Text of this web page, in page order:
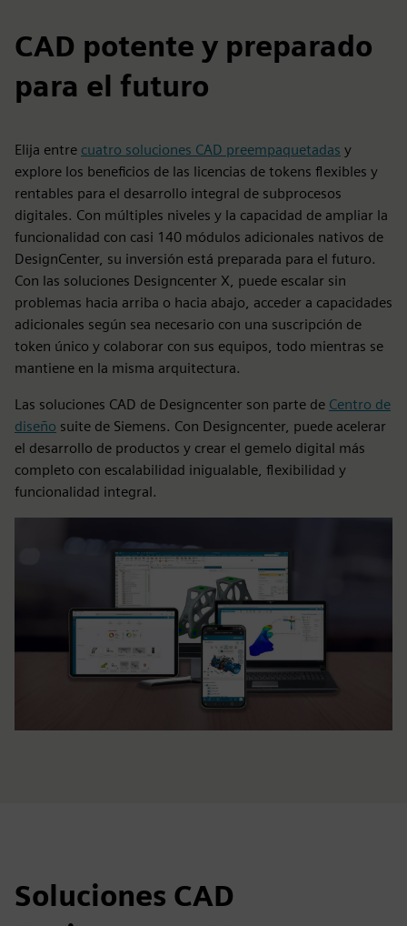
CAD potente y preparado
para el futuro
Elija entre cuatro soluciones CAD preempaquetadas y
explore los beneficios de las licencias de tokens flexibles y
rentables para el desarrollo integral de subprocesos
digitales. Con múltiples niveles y la capacidad de ampliar la
funcionalidad con casi 140 módulos adicionales nativos de
DesignCenter, su inversión está preparada para el futuro.
Con las soluciones Designcenter X, puede escalar sin
problemas hacia arriba o hacia abajo, acceder a capacidades
adicionales según sea necesario con una suscripción de
token único y colaborar con sus equipos, todo mientras se
mantiene en la misma arquitectura.
Las soluciones CAD de Designcenter son parte de Centro de
diseño suite de Siemens. Con Designcenter, puede acelerar
el desarrollo de productos y crear el gemelo digital más
completo con escalabilidad inigualable, flexibilidad y
funcionalidad integral.
Soluciones CAD